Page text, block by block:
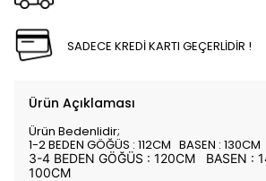
SADECE KREDİ KARTI GEÇERLİDİR !
Ürün Açıklaması
Ürün Bedenlidir;
1-2 BEDEN GÖĞÜS : 112CM BASEN :
3-4 BEDEN GÖĞÜS : 120CM BASEN :
100CM